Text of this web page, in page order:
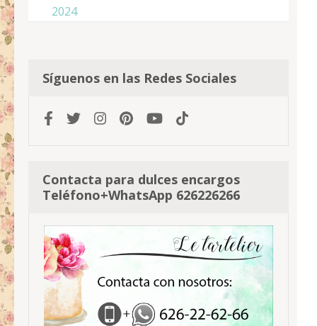
2024
Síguenos en las Redes Sociales
Contacta para dulces encargos
Teléfono+WhatsApp 626226266